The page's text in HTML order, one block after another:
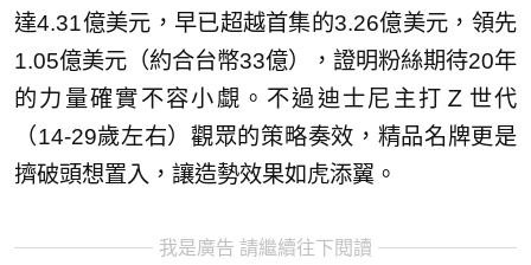
達4.31億美元，早已超越首集的3.26億美元，領先
1.05億美元（約合台幣33億），證明粉絲期待20年
的力量確實不容小覷。不過迪士尼主打Ｚ世代
（14-29歲左右）觀眾的策略奏效，精品名牌更是
擠破頭想置入，讓造勢效果如虎添翼。
我是廣告 請繼續往下閱讀